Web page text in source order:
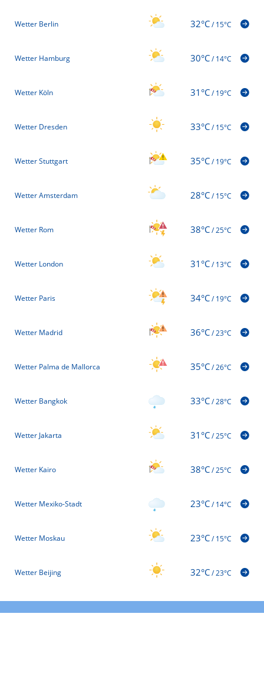
Wetter Berlin 32°C/15°C
Wetter Hamburg 30°C/14°C
Wetter Köln 31°C/19°C
Wetter Dresden 33°C/15°C
Wetter Stuttgart 35°C/19°C
Wetter Amsterdam 28°C/15°C
Wetter Rom 38°C/25°C
Wetter London 31°C/13°C
Wetter Paris 34°C/19°C
Wetter Madrid 36°C/23°C
Wetter Palma de Mallorca 35°C/26°C
Wetter Bangkok 33°C/28°C
Wetter Jakarta 31°C/25°C
Wetter Kairo 38°C/25°C
Wetter Mexiko-Stadt 23°C/14°C
Wetter Moskau 23°C/15°C
Wetter Beijing 32°C/23°C